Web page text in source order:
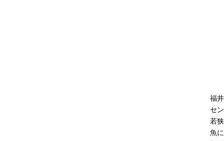
福
セ
若
魚